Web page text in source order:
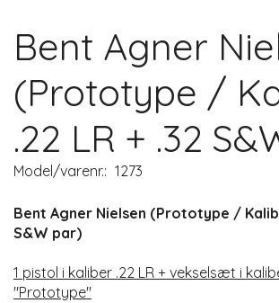
Bent Agner
(Prototype /
.22 LR + .32
Model/varenr.: 1273
Bent Agner Nielsen (Prototype /
S&W par)
1 pistol i kaliber .22 LR + vekselsæt i
"Prototype"